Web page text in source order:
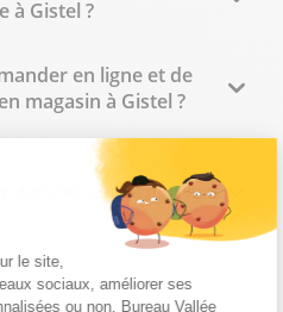
à Gistel ?
en ligne et de
magasin à Gistel ?
dans les villes à proximité